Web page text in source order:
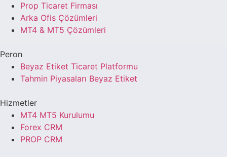
Prop Ticaret Firması
Arka Ofis Çözümleri
MT4 & MT5 Çözümleri
Peron
Beyaz Etiket Ticaret Platformu
Tahmin Piyasaları Beyaz Etiket
Hizmetler
MT4 MT5 Kurulumu
Forex CRM
PROP CRM